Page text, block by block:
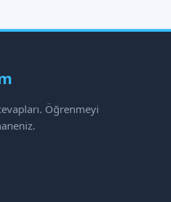
Öğrenmeyi